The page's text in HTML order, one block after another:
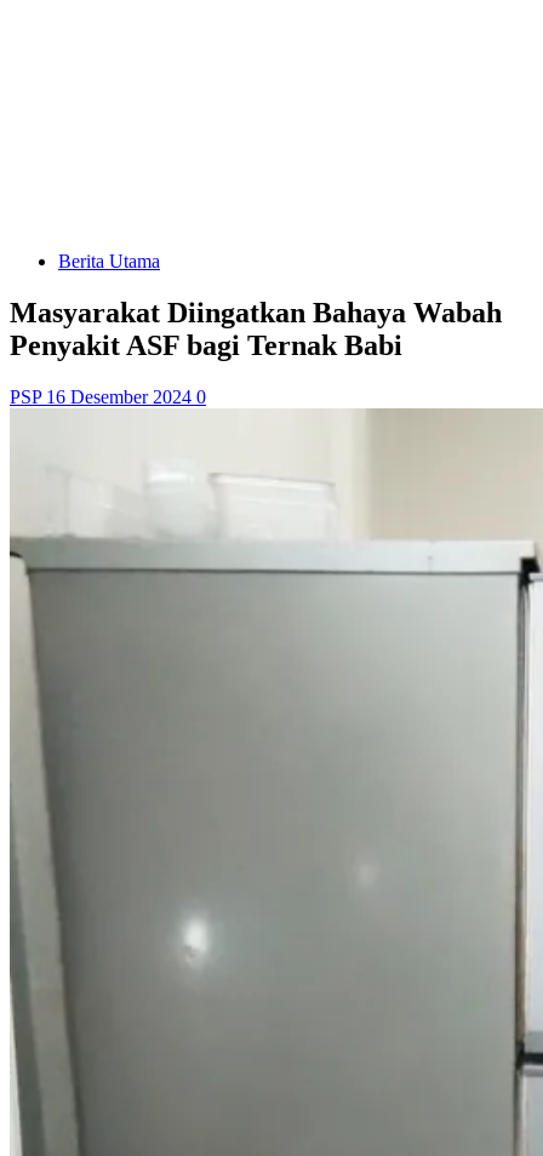
Berita Utama
Masyarakat Diingatkan Bahaya Wabah
Penyakit ASF bagi Ternak Babi
PSP 16 Desember 2024 0